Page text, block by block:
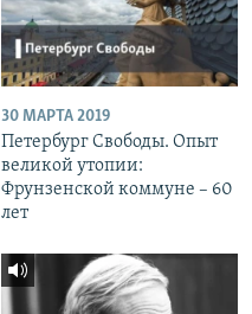
30 МАРТА 2019
Петербург Свободы. Опыт
великой утопии:
Фрунзенской коммуне – 60
лет